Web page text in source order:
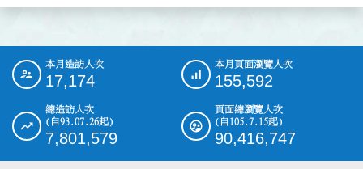
::: 本月造訪人次
17,174
本月頁面瀏覽人次
155,592
總造訪人次
(自93.07.26起)
7,801,579
頁面總瀏覽人次
(自105.7.15起)
90,416,747